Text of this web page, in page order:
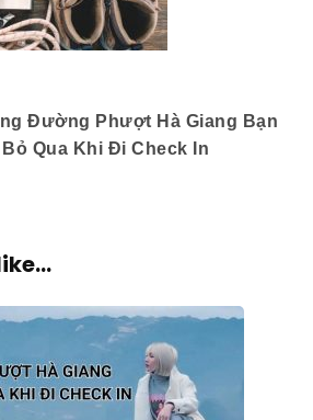
Đường Phượt Hà Giang Bạn
Qua Khi Đi Check In